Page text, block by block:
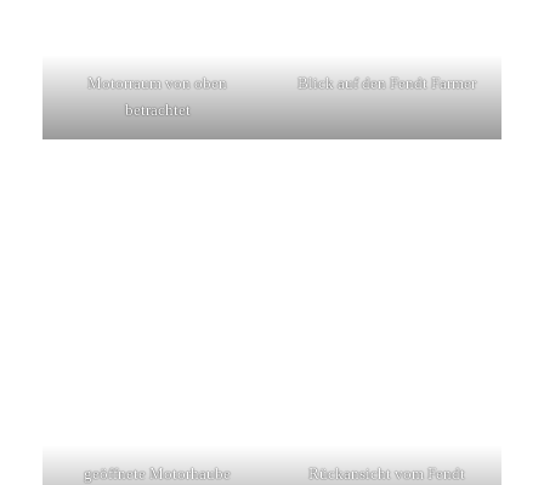
Motorraum von oben
betrachtet
Blick auf den Fendt Farmer
geöffnete Motorhaube
Rückansicht vom Fendt